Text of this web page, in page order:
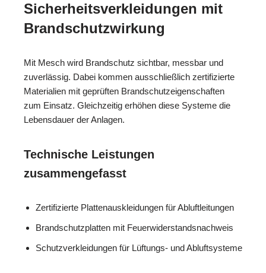
Sicherheitsverkleidungen mit
Brandschutzwirkung
Mit Mesch wird Brandschutz sichtbar, messbar und
zuverlässig. Dabei kommen ausschließlich zertifizierte
Materialien mit geprüften Brandschutzeigenschaften
zum Einsatz. Gleichzeitig erhöhen diese Systeme die
Lebensdauer der Anlagen.
Technische Leistungen
zusammengefasst
Zertifizierte Plattenauskleidungen für Abluftleitungen
Brandschutzplatten mit Feuerwiderstandsnachweis
Schutzverkleidungen für Lüftungs- und Abluftsysteme